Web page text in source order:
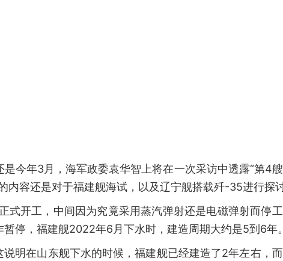
今年3月，海军政委袁华智上将在一次采访中透露“第4
内容还是对于福建舰海试，以及辽宁舰搭载歼-35进行探讨
式开工，中间因为究竟采用蒸汽弹射还是电磁弹射而停
停，福建舰2022年6月下水时，建造周期大约是5到6年。
明在山东舰下水的时候，福建舰已经建造了2年左右，